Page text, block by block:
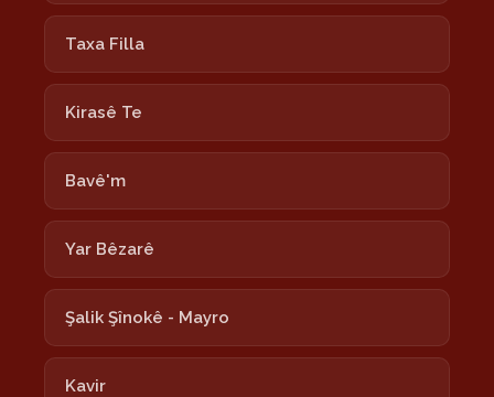
Taxa Filla
Kirasê Te
Bavê'm
Yar Bêzarê
Şalik Şînokê - Mayro
Kavir